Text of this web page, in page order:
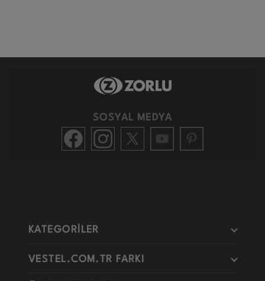
SOSYAL MEDYA
KATEGORİLER
VESTEL.COM.TR FARKI